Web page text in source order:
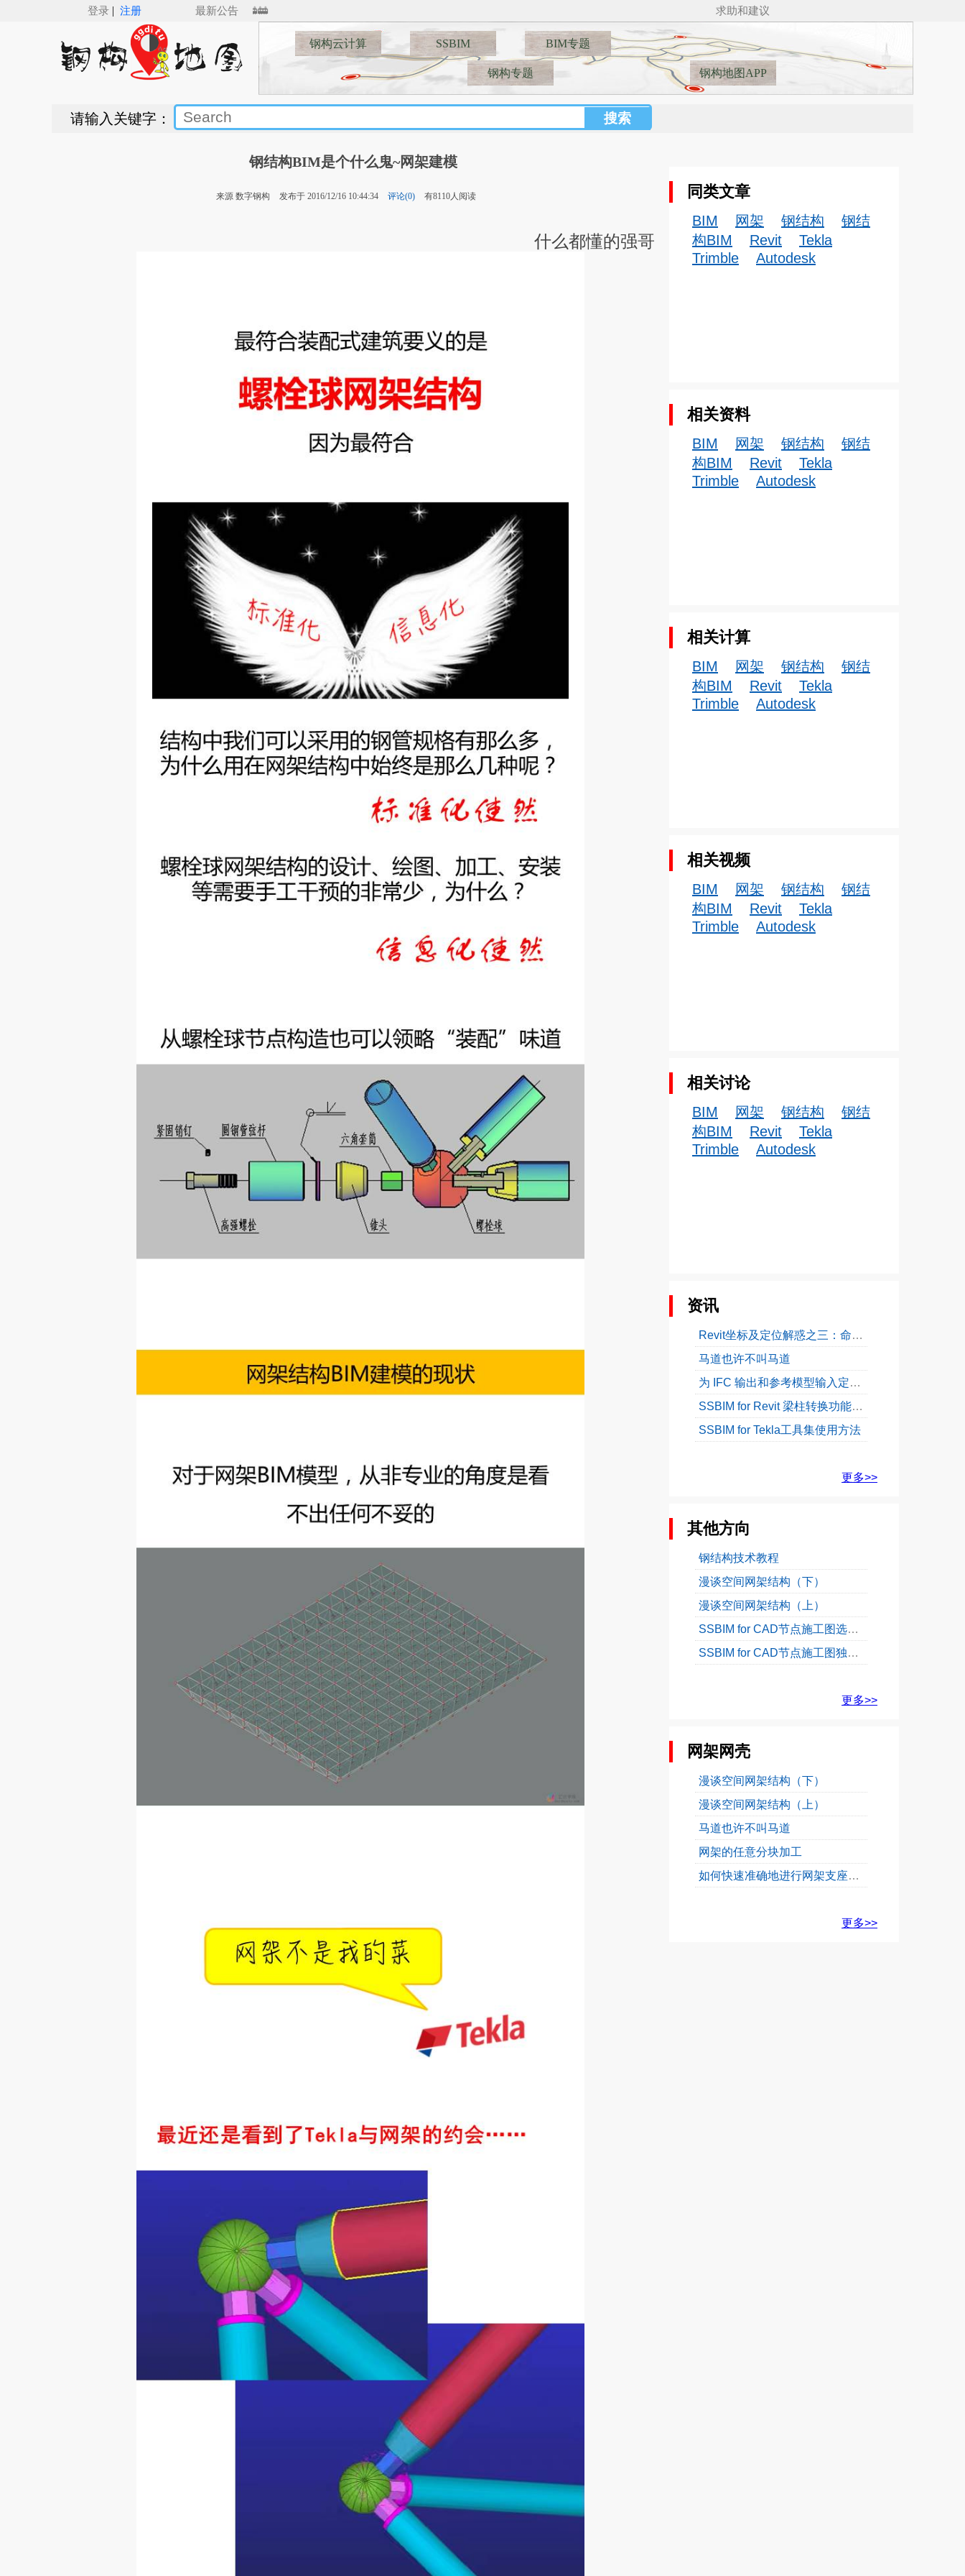
登录 | 注册 最新公告 🚅🚋🚋🚋🚋___SSBIM for Revit（v5.0）来了，Revit钢结构建模新纪元___🚋🚋🚋🚋
求助和建议
钢构云计算 SSBIM BIM专题
钢构专题 钢构地图APP
请输入关键字：
钢结构BIM是个什么鬼~网架建模
来源 数字钢构 发布于 2016/12/16 10:44:34 评论(0) 有8110人阅读
什么都懂的强哥
同类文章
BIM 网架 钢结构
钢结
构BIM
Revit
Tekla
Trimble
Autodesk
相关资料
BIM 网架 钢结构
钢结
构BIM
Revit
Tekla
Trimble
Autodesk
相关计算
BIM 网架 钢结构
钢结
构BIM
Revit
Tekla
Trimble
Autodesk
相关视频
BIM 网架 钢结构
钢结
构BIM
Revit
Tekla
Trimble
Autodesk
相关讨论
BIM 网架 钢结构
钢结
构BIM
Revit
Tekla
Trimble
Autodesk
资讯
Revit坐标及定位解惑之三：命名位置
马道也许不叫马道
为 IFC 输出和参考模型输入定义工程基点
SSBIM for Revit 梁柱转换功能使用教程
SSBIM for Tekla工具集使用方法
更多>>
其他方向
钢结构技术教程
漫谈空间网架结构（下）
漫谈空间网架结构（上）
SSBIM for CAD节点施工图选自标准图集
SSBIM for CAD节点施工图独特的升级模式
更多>>
网架网壳
漫谈空间网架结构（下）
漫谈空间网架结构（上）
马道也许不叫马道
网架的任意分块加工
如何快速准确地进行网架支座放样
更多>>